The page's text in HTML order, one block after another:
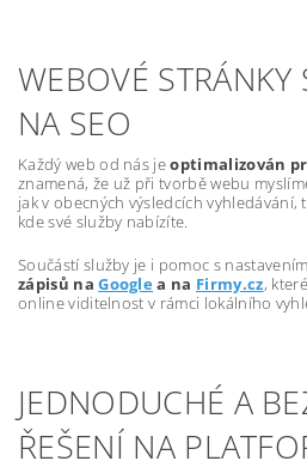
WEBOVÉ STRÁNKY
NA SEO
Každý web od nás jeoptimalizován
znamená, že už při tvorbě webu
jak v obecných výsledcích vyhledávání,
kde své služby nabízíte.
Součástí služby je i pomoc s
zápisů naGooglea na Firmy.cz,
online viditelnost v rámci lokálního
JEDNODUCHÉ A
ŘEŠENÍ NA